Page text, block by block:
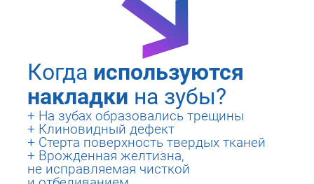
Когда используются
накладки на зубы?
+ На зубах образовались трещины
+ Клиновидный дефект
+ Стерта поверхность твердых тканей
+ Врожденная желтизна,
не исправляемая чисткой